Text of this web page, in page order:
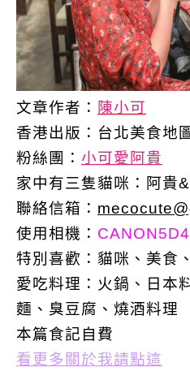
文章作者： 陳小可
香港出版： 台北美食地
粉絲團： 小可愛阿貴
家中有三隻貓咪：阿貴
聯絡信箱：
使用相機： CANON5D4
特別喜歡： 貓咪、美食
愛吃料理：火鍋、日本
麵、臭豆腐、燒酒料理
本篇食記自費
看更多關於我請點這